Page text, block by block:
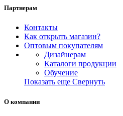
Партнерам
Контакты
Как открыть магазин?
Оптовым покупателям
Дизайнерам
Каталоги продукции
Обучение
Показать еще Свернуть
О компании